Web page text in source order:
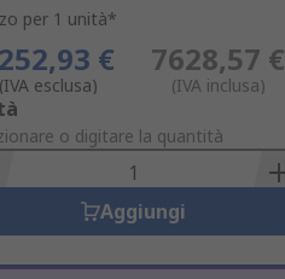
per 1 unità*
€
(IVA esclusa)
7628,57 €
(IVA inclusa)
o digitare la quantità
Aggiungi